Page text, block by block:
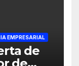
EMPRESARIAL
de